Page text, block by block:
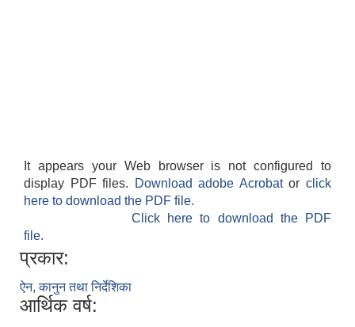
It appears your Web browser is not configured to
display PDF files.
Download adobe Acrobatorclick
here to download the PDF file.
Click here to download the PDF
file.
प्रकार:
ऐन, कानुन तथा निर्देशिका
आर्थिक वर्ष: